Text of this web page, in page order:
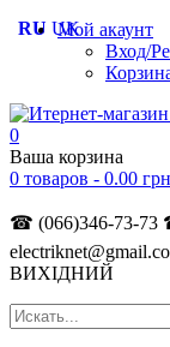
Мой акаунт
Вход/
0
Ваша корзина
0 товаров - 0.00 грн
☎ (066)346-73-73
ВИХІДНИЙ
RU UK